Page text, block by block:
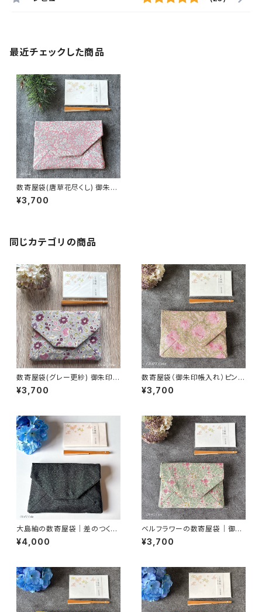
最近チェックした商品
数寄屋袋(唐草花尽くし) 御朱印
帳入れ 和柄ポーチ Sukiyaba
g
¥3,700
同じカテゴリの商品
数寄屋袋(グレー更紗) 御朱印帳
¥3,700
数寄屋袋（御朱印帳入れ）ピンパ
ネル・ピンク柄／ウィリアムモリ
ス生地使用
¥3,700
大島紬の数寄屋袋｜差のつく一
点もの｜黒緑菊格子｜御朱印
帳入れにも
¥4,000
ベルフラワーの数寄屋袋｜御朱
印帳入れ・茶道
¥3,700